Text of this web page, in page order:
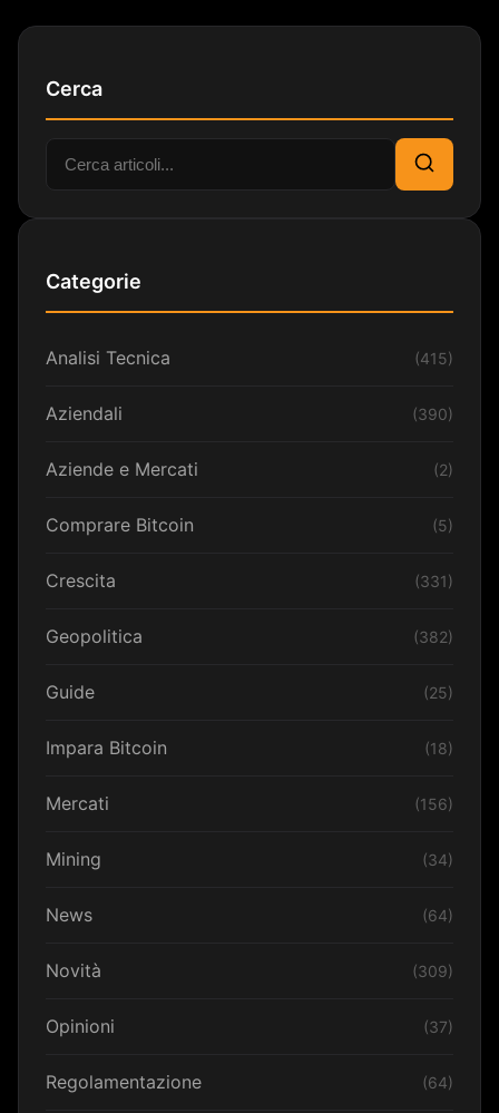
Cerca
Cerca:
Cerca
Categorie
Analisi Tecnica (415)
Aziendali (390)
Aziende e Mercati (2)
Comprare Bitcoin (5)
Crescita (331)
Geopolitica (382)
Guide (25)
Impara Bitcoin (18)
Mercati (156)
Mining (34)
News (64)
Novità (309)
Opinioni (37)
Regolamentazione (64)